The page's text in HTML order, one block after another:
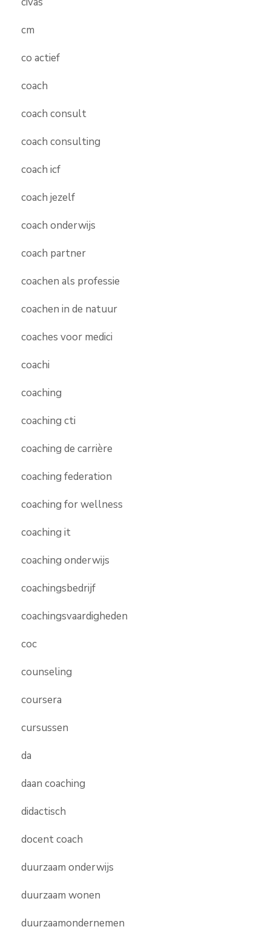
cm
co actief
coach
coach consult
coach consulting
coach icf
coach jezelf
coach onderwijs
coach partner
coachen als professie
coachen in de natuur
coaches voor medici
coachi
coaching
coaching cti
coaching de carrière
coaching federation
coaching for wellness
coaching it
coaching onderwijs
coachingsbedrijf
coachingsvaardigheden
coc
counseling
coursera
cursussen
da
daan coaching
didactisch
docent coach
duurzaam onderwijs
duurzaam wonen
duurzaamondernemen